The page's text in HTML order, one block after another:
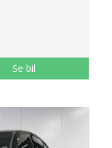
Se bil